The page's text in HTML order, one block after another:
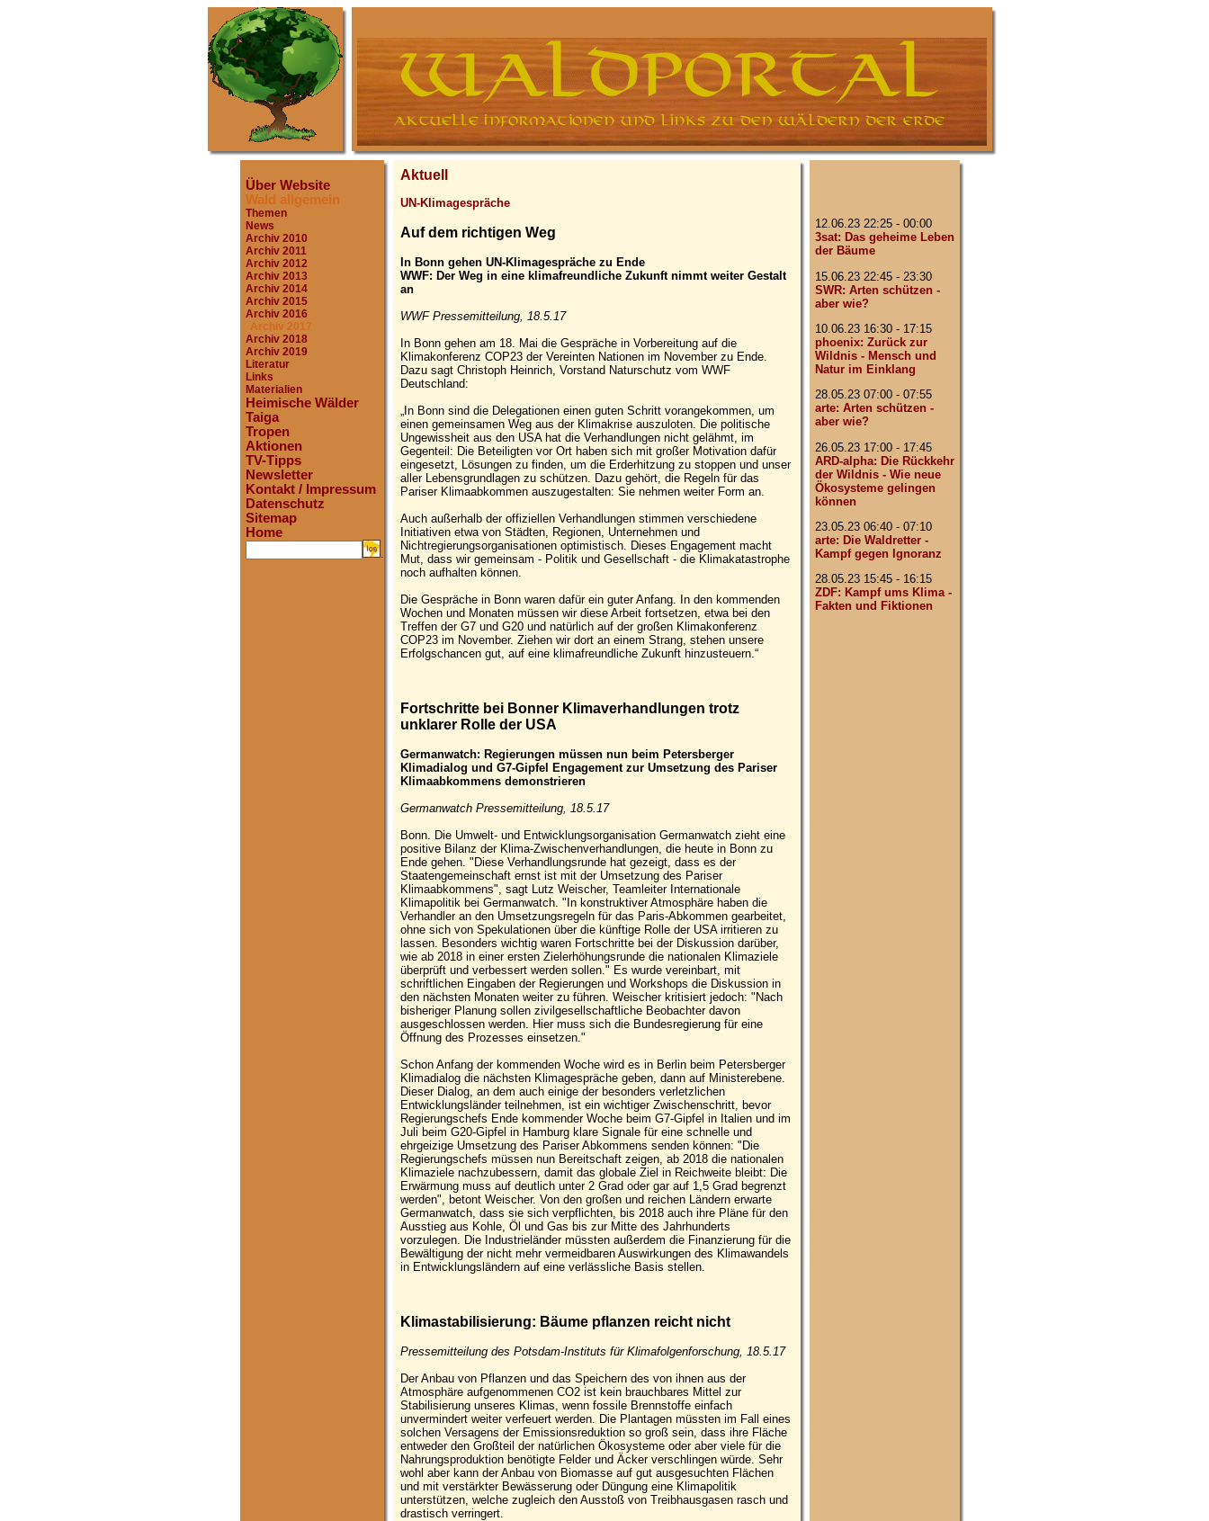
Über Website
Wald allgemein
Themen
News
Archiv 2010
Archiv 2011
Archiv 2012
Archiv 2013
Archiv 2014
Archiv 2015
Archiv 2016
Archiv 2017
Archiv 2018
Archiv 2019
Literatur
Links
Materialien
Heimische Wälder
Taiga
Tropen
Aktionen
TV-Tipps
Newsletter
Kontakt / Impressum
Datenschutz
Sitemap
Home
.
Aktuell
UN-Klimagespräche
Auf dem richtigen Weg
In Bonn gehen UN-Klimagespräche zu Ende
WWF: Der Weg in eine klimafreundliche Zukunft nimmt weiter Gestalt
an
WWF Pressemitteilung, 18.5.17
In Bonn gehen am 18. Mai die Gespräche in Vorbereitung auf die
Klimakonferenz COP23 der Vereinten Nationen im November zu Ende.
Dazu sagt Christoph Heinrich, Vorstand Naturschutz vom WWF
Deutschland:
„In Bonn sind die Delegationen einen guten Schritt vorangekommen, um
einen gemeinsamen Weg aus der Klimakrise auszuloten. Die politische
Ungewissheit aus den USA hat die Verhandlungen nicht gelähmt, im
Gegenteil: Die Beteiligten vor Ort haben sich mit großer Motivation dafür
eingesetzt, Lösungen zu finden, um die Erderhitzung zu stoppen und unser
aller Lebensgrundlagen zu schützen. Dazu gehört, die Regeln für das
Pariser Klimaabkommen auszugestalten: Sie nehmen weiter Form an.
Auch außerhalb der offiziellen Verhandlungen stimmen verschiedene
Initiativen etwa von Städten, Regionen, Unternehmen und
Nichtregierungsorganisationen optimistisch. Dieses Engagement macht
Mut, dass wir gemeinsam - Politik und Gesellschaft - die Klimakatastrophe
noch aufhalten können.
Die Gespräche in Bonn waren dafür ein guter Anfang. In den kommenden
Wochen und Monaten müssen wir diese Arbeit fortsetzen, etwa bei den
Treffen der G7 und G20 und natürlich auf der großen Klimakonferenz
COP23 im November. Ziehen wir dort an einem Strang, stehen unsere
Erfolgschancen gut, auf eine klimafreundliche Zukunft hinzusteuern.“
Fortschritte bei Bonner Klimaverhandlungen trotz
unklarer Rolle der USA
Germanwatch: Regierungen müssen nun beim Petersberger
Klimadialog und G7-Gipfel Engagement zur Umsetzung des Pariser
Klimaabkommens demonstrieren
Germanwatch Pressemitteilung, 18.5.17
Bonn. Die Umwelt- und Entwicklungsorganisation Germanwatch zieht eine
positive Bilanz der Klima-Zwischenverhandlungen, die heute in Bonn zu
Ende gehen. "Diese Verhandlungsrunde hat gezeigt, dass es der
Staatengemeinschaft ernst ist mit der Umsetzung des Pariser
Klimaabkommens", sagt Lutz Weischer, Teamleiter Internationale
Klimapolitik bei Germanwatch. "In konstruktiver Atmosphäre haben die
Verhandler an den Umsetzungsregeln für das Paris-Abkommen gearbeitet,
ohne sich von Spekulationen über die künftige Rolle der USA irritieren zu
lassen. Besonders wichtig waren Fortschritte bei der Diskussion darüber,
wie ab 2018 in einer ersten Zielerhöhungsrunde die nationalen Klimaziele
überprüft und verbessert werden sollen." Es wurde vereinbart, mit
schriftlichen Eingaben der Regierungen und Workshops die Diskussion in
den nächsten Monaten weiter zu führen. Weischer kritisiert jedoch: "Nach
bisheriger Planung sollen zivilgesellschaftliche Beobachter davon
ausgeschlossen werden. Hier muss sich die Bundesregierung für eine
Öffnung des Prozesses einsetzen."
Schon Anfang der kommenden Woche wird es in Berlin beim Petersberger
Klimadialog die nächsten Klimagespräche geben, dann auf Ministerebene.
Dieser Dialog, an dem auch einige der besonders verletzlichen
Entwicklungsländer teilnehmen, ist ein wichtiger Zwischenschritt, bevor
Regierungschefs Ende kommender Woche beim G7-Gipfel in Italien und im
Juli beim G20-Gipfel in Hamburg klare Signale für eine schnelle und
ehrgeizige Umsetzung des Pariser Abkommens senden können: "Die
Regierungschefs müssen nun Bereitschaft zeigen, ab 2018 die nationalen
Klimaziele nachzubessern, damit das globale Ziel in Reichweite bleibt: Die
Erwärmung muss auf deutlich unter 2 Grad oder gar auf 1,5 Grad begrenzt
werden", betont Weischer. Von den großen und reichen Ländern erwarte
Germanwatch, dass sie sich verpflichten, bis 2018 auch ihre Pläne für den
Ausstieg aus Kohle, Öl und Gas bis zur Mitte des Jahrhunderts
vorzulegen. Die Industrieländer müssten außerdem die Finanzierung für die
Bewältigung der nicht mehr vermeidbaren Auswirkungen des Klimawandels
in Entwicklungsländern auf eine verlässliche Basis stellen.
Klimastabilisierung: Bäume pflanzen reicht nicht
Pressemitteilung des Potsdam-Instituts für Klimafolgenforschung, 18.5.17
Der Anbau von Pflanzen und das Speichern des von ihnen aus der
Atmosphäre aufgenommenen CO2 ist kein brauchbares Mittel zur
Stabilisierung unseres Klimas, wenn fossile Brennstoffe einfach
unvermindert weiter verfeuert werden. Die Plantagen müssten im Fall eines
solchen Versagens der Emissionsreduktion so groß sein, dass ihre Fläche
entweder den Großteil der natürlichen Ökosysteme oder aber viele für die
Nahrungsproduktion benötigte Felder und Äcker verschlingen würde. Sehr
wohl aber kann der Anbau von Biomasse auf gut ausgesuchten Flächen
und mit verstärkter Bewässerung oder Düngung eine Klimapolitik
unterstützen, welche zugleich den Ausstoß von Treibhausgasen rasch und
drastisch verringert.
12.06.23 22:25 - 00:00
3sat: Das geheime Leben
der Bäume
15.06.23 22:45 - 23:30
SWR: Arten schützen -
aber wie?
10.06.23 16:30 - 17:15
phoenix: Zurück zur
Wildnis - Mensch und
Natur im Einklang
28.05.23 07:00 - 07:55
arte: Arten schützen -
aber wie?
26.05.23 17:00 - 17:45
ARD-alpha: Die Rückkehr
der Wildnis - Wie neue
Ökosysteme gelingen
können
23.05.23 06:40 - 07:10
arte: Die Waldretter -
Kampf gegen Ignoranz
28.05.23 15:45 - 16:15
ZDF: Kampf ums Klima -
Fakten und Fiktionen